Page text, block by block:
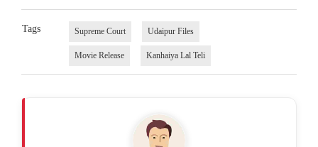
Tags Supreme Court Udaipur Files
Movie Release Kanhaiya Lal Teli